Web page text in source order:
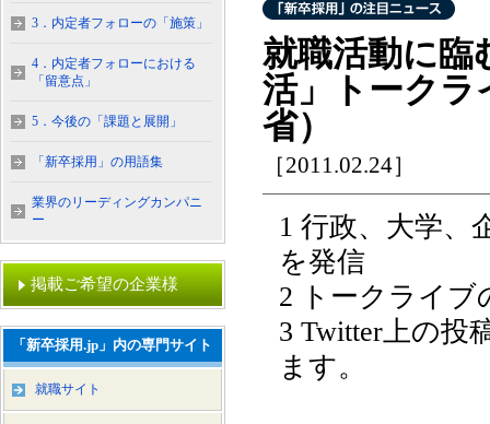
就職活動に臨
活」トークラ
省）
［2011.02.24］
1 行政、大学、
を発信
2 トークライブ
3 Twitter上の投
ます。
3．内定者フォローの「施策」
4．内定者フォローにおける
「留意点」
5．今後の「課題と展開」
「新卒採用」の用語集
業界のリーディングカンパニ
ー
掲載ご希望の企業様
「新卒採用.jp」内の専門サイト
就職サイト